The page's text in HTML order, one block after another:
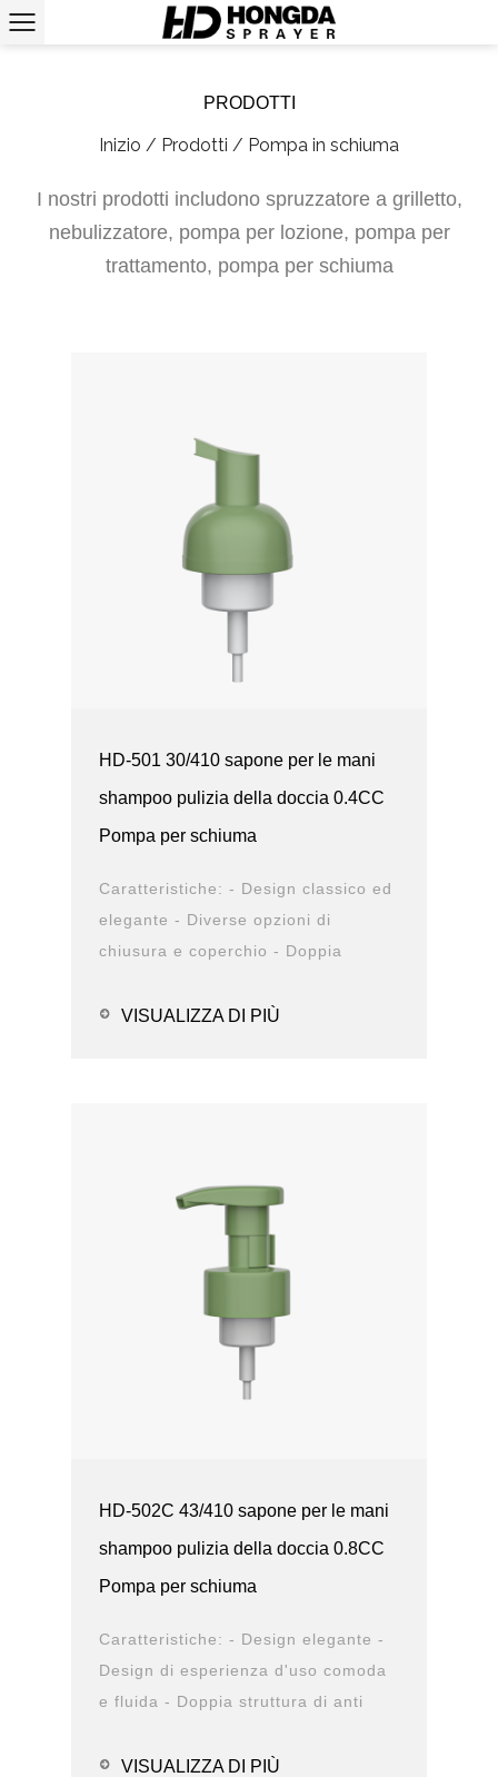
PRODOTTI
Inizio / Prodotti / Pompa in schiuma
I nostri prodotti includono spruzzatore a grilletto,
nebulizzatore, pompa per lozione, pompa per
trattamento, pompa per schiuma
HD-501 30/410 sapone per le mani
shampoo pulizia della doccia 0.4CC
Pompa per schiuma
Caratteristiche: - Design classico ed
elegante - Diverse opzioni di
chiusura e coperchio - Doppia
durevole - Opzioni de...
VISUALIZZA DI PIÙ
HD-502C 43/410 sapone per le mani
shampoo pulizia della doccia 0.8CC
Pompa per schiuma
Caratteristiche: - Design elegante -
Design di esperienza d'uso comoda
e fluida - Doppia struttura di anti
- Op...
VISUALIZZA DI PIÙ